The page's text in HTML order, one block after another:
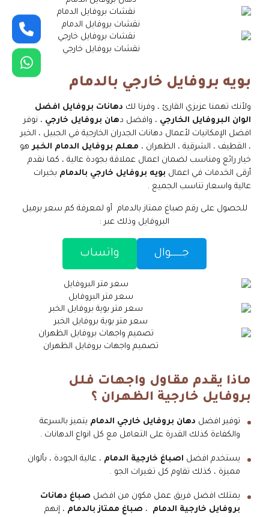
نقشات بروفايل الدمام
نقشات بروفايل خارجي
بويه بروفايل خارجي بالدمام
ولأنك تهمنا عزيزي القارئ ، وفرنا لك دهانات بروفايل افضل
الوان البروفايل الخارجي ، وافضل دهان بروفايل خارجي ، نوفر
افضل الإمكانيات لأعمال دهانات الجدران الخارجية في الجبيل ، الخبر
، القطيف ، الشرقية ، الظهران ، معلم بروفايل الدمام الخبر هو
خيار رائع ومناسب لضمان اعمال عملاقة بجودة عالية ، كما نقدم
أرقى الخدمات في اعمال بويه بروفايل خارجي بالدمام بخبرات
عالية واسعار تناسب الجميع .
للحصول على رقم صباغ ممتاز بالدمام أو لمعرفة كم سعر برميل
البروفايل وذلك عبر :
جــــــوال واتساب
سعر متر البروفايل
سعر متر بوية بروفايل الخبر
تصميم واجهات بروفايل الظهران
ماذا يقدم مقاول واجهات فلل
بروفايل خارجية الظهران ؟
توفير افضل دهان بروفايل خارجي الدمام يتميز بالسرعة
والكفاءة كذلك القدرة على التعامل مع كل انواع الدهانات .
يستخدم افضل اصباغ خارجية الدمام ، عالية الجودة ، بألوان
مميزة ، كذلك تقاوم كل تغيرات الجو .
يمتلك افضل فريق عمل مكون من افضل صباغ دهانات
بروفايل خارجية الدمام
، صباغ ممتاز بالدمام ، إنهم